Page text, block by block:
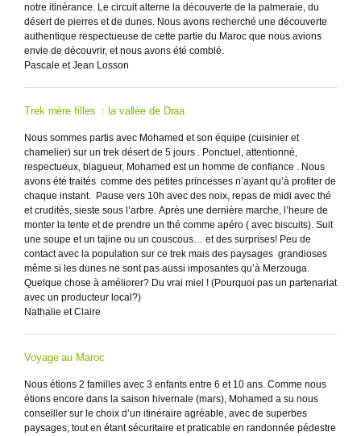
notre itinérance. Le circuit alterne la découverte de la palmeraie, du
désert de pierres et de dunes. Nous avons recherché une découverte
authentique respectueuse de cette partie du Maroc que nous avions
envie de découvrir, et nous avons été comblé.
Pascale et Jean Losson
Trek mère filles : la vallée de Draa
Nous sommes partis avec Mohamed et son équipe (cuisinier et
chamelier) sur un trek désert de 5 jours . Ponctuel, attentionné,
respectueux, blagueur, Mohamed est un homme de confiance . Nous
avons été traités comme des petites princesses n’ayant qu’à profiter de
chaque instant. Pause vers 10h avec des noix, repas de midi avec thé
et crudités, sieste sous l’arbre. Après une dernière marche, l’heure de
monter la tente et de prendre un thé comme apéro ( avec biscuits). Suit
une soupe et un tajine ou un couscous… et des surprises! Peu de
contact avec la population sur ce trek mais des paysages grandioses
même si les dunes ne sont pas aussi imposantes qu’à Merzouga.
Quelque chose à améliorer? Du vrai miel ! (Pourquoi pas un partenariat
avec un producteur local?)
Nathalie et Claire
Voyage au Maroc
Nous étions 2 familles avec 3 enfants entre 6 et 10 ans. Comme nous
étions encore dans la saison hivernale (mars), Mohamed a su nous
conseiller sur le choix d’un itinéraire agréable, avec de superbes
paysages, tout en étant sécuritaire et praticable en randonnée pédestre